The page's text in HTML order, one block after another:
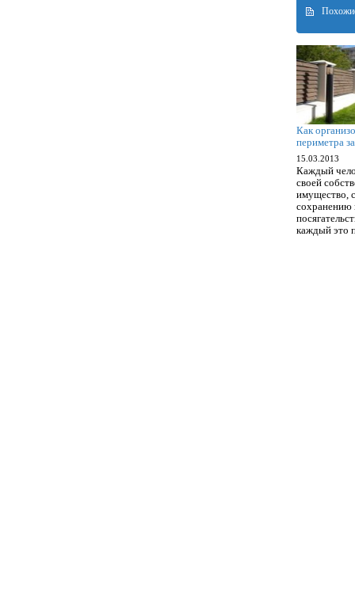
Как
периметра
15.03.2013
Каждый
своей
имущество,
сохранению
каждый это